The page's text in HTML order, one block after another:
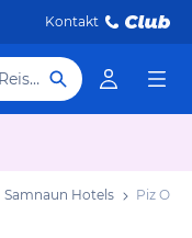
Kontakt
Hotel, Reiseziel
Samnaun Hotels Piz Ot